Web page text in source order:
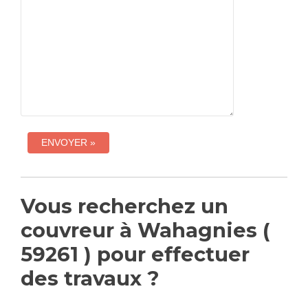
Vous recherchez un
couvreur à Wahagnies (
59261 ) pour effectuer
des travaux ?